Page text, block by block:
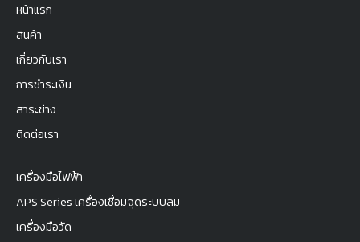
หน้าแรก
สินค้า
เกี่ยวกับเรา
การชำระเงิน
สาระช่าง
ติดต่อเรา
เครื่องมือไฟฟ้า
APS Series เครื่องเชื่อมจุดระบบลม
เครื่องมือวัด